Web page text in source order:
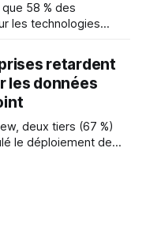
58 % des
les technologies
pression
retardent
les données
deux tiers (67 %)
le déploiement de
Les trois quarts (75